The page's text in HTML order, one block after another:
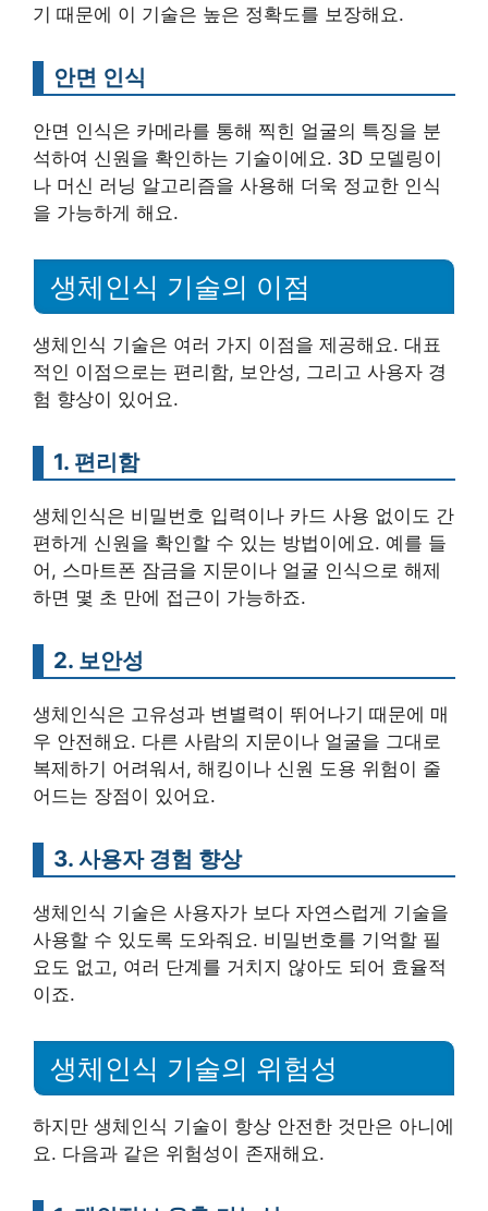
기 때문에 이 기술은 높은 정확도를 보장해요.
안면 인식
안면 인식은 카메라를 통해 찍힌 얼굴의 특징을 분
석하여 신원을 확인하는 기술이에요. 3D 모델링이
나 머신 러닝 알고리즘을 사용해 더욱 정교한 인식
을 가능하게 해요.
생체인식 기술의 이점
생체인식 기술은 여러 가지 이점을 제공해요. 대표
적인 이점으로는 편리함, 보안성, 그리고 사용자 경
험 향상이 있어요.
1. 편리함
생체인식은 비밀번호 입력이나 카드 사용 없이도 간
편하게 신원을 확인할 수 있는 방법이에요. 예를 들
어, 스마트폰 잠금을 지문이나 얼굴 인식으로 해제
하면 몇 초 만에 접근이 가능하죠.
2. 보안성
생체인식은 고유성과 변별력이 뛰어나기 때문에 매
우 안전해요. 다른 사람의 지문이나 얼굴을 그대로
복제하기 어려워서, 해킹이나 신원 도용 위험이 줄
어드는 장점이 있어요.
3. 사용자 경험 향상
생체인식 기술은 사용자가 보다 자연스럽게 기술을
사용할 수 있도록 도와줘요. 비밀번호를 기억할 필
요도 없고, 여러 단계를 거치지 않아도 되어 효율적
이죠.
생체인식 기술의 위험성
하지만 생체인식 기술이 항상 안전한 것만은 아니에
요. 다음과 같은 위험성이 존재해요.